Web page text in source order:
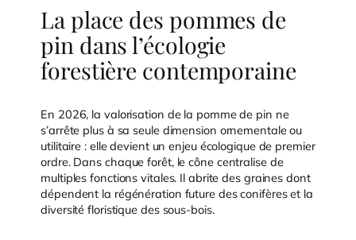
La place des pommes de
pin dans l’écologie
forestière contemporaine
En 2026, la valorisation de la pomme de pin ne
s’arrête plus à sa seule dimension ornementale ou
utilitaire : elle devient un enjeu écologique de premier
ordre. Dans chaque forêt, le cône centralise de
multiples fonctions vitales. Il abrite des graines dont
dépendent la régénération future des conifères et la
diversité floristique des sous-bois.